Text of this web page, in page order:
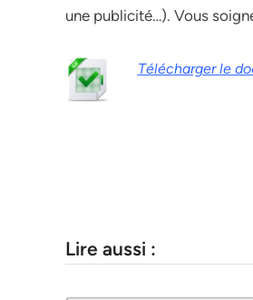
une publicité…). Vous
Télécharger le
Lire aussi :